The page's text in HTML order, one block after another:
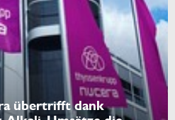
übertrifft dank